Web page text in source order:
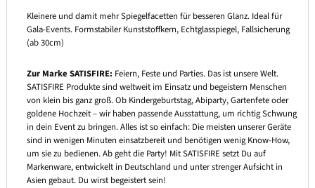
Kleinere und damit mehr Spiegelfacetten für besseren Glanz. Ideal für
Gala-Events. Formstabiler Kunststoffkern, Echtglasspiegel, Fallsicherung
(ab 30cm)
Zur Marke SATISFIRE: Feiern, Feste und Parties. Das ist unsere Welt.
SATISFIRE Produkte sind weltweit im Einsatz und begeistern Menschen
von klein bis ganz groß. Ob Kindergeburtstag, Abiparty, Gartenfete oder
goldene Hochzeit – wir haben passende Ausstattung, um richtig Schwung
in dein Event zu bringen. Alles ist so einfach: Die meisten unserer Geräte
sind in wenigen Minuten einsatzbereit und benötigen wenig Know-How,
um sie zu bedienen. Ab geht die Party! Mit SATISFIRE setzt Du auf
Markenware, entwickelt in Deutschland und unter strenger Aufsicht in
Asien gebaut. Du wirst begeistert sein!